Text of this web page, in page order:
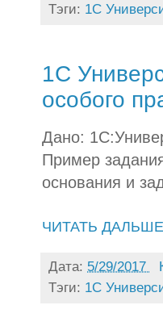
Тэги: 1С
1С
особого
Дано:
Пример
основания и
ЧИТАТЬ
Дата: 5/29/2017
Тэги: 1С